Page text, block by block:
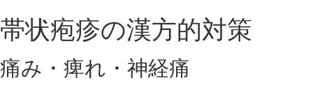
帯状疱疹の漢方的対策
痛み・痺れ・神経痛